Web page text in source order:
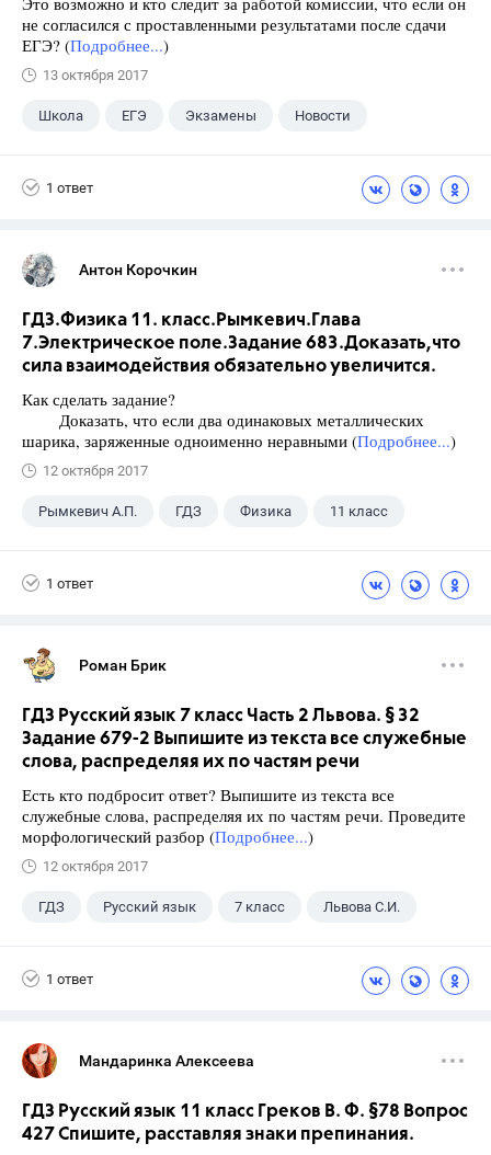
не согласился с проставленными результатами после сдачи
ЕГЭ? (Подробнее...)
13 октября 2017
Школа ЕГЭ Экзамены Новости
1 ответ
Антон Корочкин
ГДЗ.Физика 11. класс.Рымкевич.Глава
7.Электрическое поле.Задание 683.Доказать,что
сила взаимодействия обязательно увеличится.
Как сделать задание?
Доказать, что если два одинаковых металлических
шарика, заряженные одноименно неравными (Подробнее...)
12 октября 2017
Рымкевич А.П. ГДЗ Физика 11 класс
1 ответ
Роман Брик
ГДЗ Русский язык 7 класс Часть 2 Львова. § 32
Задание 679-2 Выпишите из текста все служебные
слова, распределяя их по частям речи
Есть кто подбросит ответ? Выпишите из текста все
служебные слова, распределяя их по частям речи. Проведите
морфологический разбор (Подробнее...)
12 октября 2017
ГДЗ Русский язык 7 класс Львова С.И.
1 ответ
Мандаринка Алексеева
ГДЗ Русский язык 11 класс Греков В. Ф. §78 Вопрос
427 Спишите, расставляя знаки препинания.